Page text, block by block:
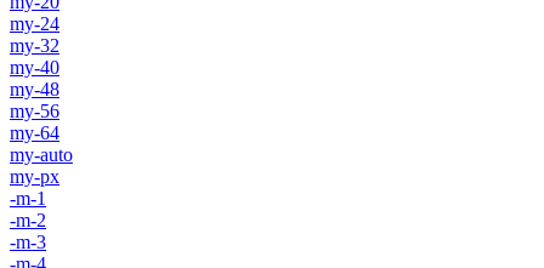
my-24
my-32
my-40
my-48
my-56
my-64
my-auto
my-px
-m-1
-m-2
-m-3
-m-4